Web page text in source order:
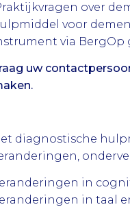
over
voor
via BergOp
uw
diagnostische
in
in taal